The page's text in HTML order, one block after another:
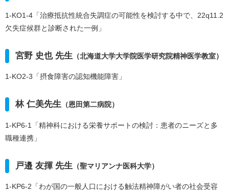
1-KO1-4「治療抵抗性統合失調症の可能性を検討する中で、22q11.2
欠失症候群と診断された一例」
宮野 史也 先生 （北海道大学大学院医学研究院精神医学教室）
1-KO2-3「摂食障害の認知機能障害」
林 仁美先生 （恩田第二病院）
1-KP6-1「精神科における栄養サポートの検討：患者のニーズと多
職種連携」
戸邉 友揮 先生 （聖マリアンナ医科大学）
1-KP6-2「わが国の一般人口における触法精神障がい者の社会受容